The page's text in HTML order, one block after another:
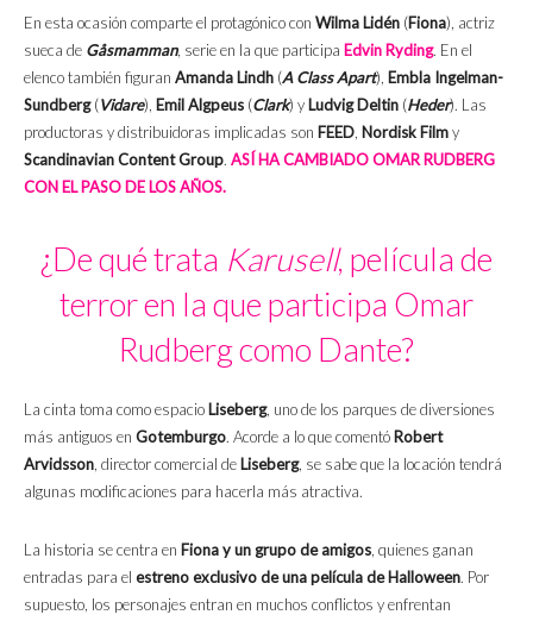
En esta ocasión comparte el protagónico con Wilma Lidén (Fiona), actriz
sueca de Gåsmamman, serie en la que participa Edvin Ryding. En el
elenco también figuran Amanda Lindh (A Class Apart), Embla Ingelman-
Sundberg(Vidare), Emil Algpeus (Clark) y Ludvig Deltin (Heder). Las
productoras y distribuidoras implicadas son FEED, Nordisk Filmy
Scandinavian Content Group. ASÍ HA CAMBIADO OMAR RUDBERG
CON EL PASO DE LOS AÑOS.
¿De qué trata Karusell, película de
terror en la que participa Omar
Rudberg como Dante?
La cinta toma como espacio Liseberg, uno de los parques de diversiones
más antiguos en Gotemburgo. Acorde a lo que comentó Robert
Arvidsson, director comercial de Liseberg, se sabe que la locación tendrá
algunas modificaciones para hacerla más atractiva.
La historia se centra en Fiona y un grupo de amigos, quienes ganan
entradas para el estreno exclusivo de una película de Halloween. Por
supuesto, los personajes entran en muchos conflictos y enfrentan